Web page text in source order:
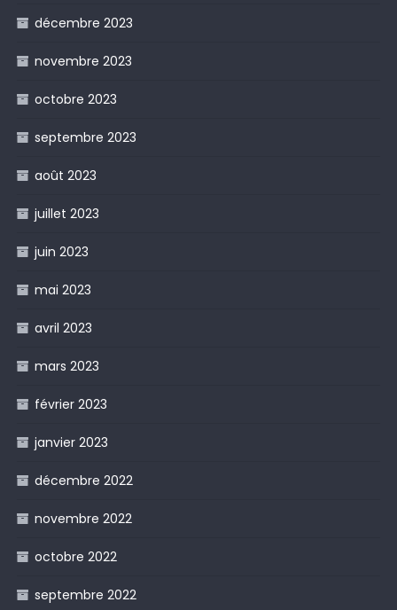
décembre 2023
novembre 2023
octobre 2023
septembre 2023
août 2023
juillet 2023
juin 2023
mai 2023
avril 2023
mars 2023
février 2023
janvier 2023
décembre 2022
novembre 2022
octobre 2022
septembre 2022